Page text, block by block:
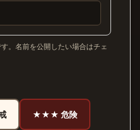
。名前を公開したい場合はチェ
★★★ 危険